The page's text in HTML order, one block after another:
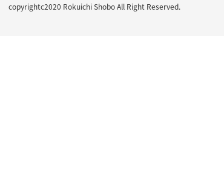
copyrightc2020 Rokuichi Shobo All Right Reserved.